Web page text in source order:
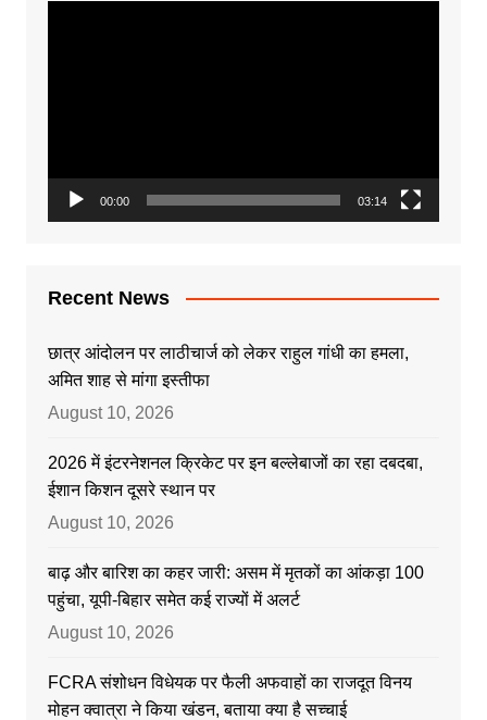
00:00 03:14
Recent News
छात्र आंदोलन पर लाठीचार्ज को लेकर राहुल गांधी का हमला,
अमित शाह से मांगा इस्तीफा
August 10, 2026
2026 में इंटरनेशनल क्रिकेट पर इन बल्लेबाजों का रहा दबदबा,
ईशान किशन दूसरे स्थान पर
August 10, 2026
बाढ़ और बारिश का कहर जारी: असम में मृतकों का आंकड़ा 100
पहुंचा, यूपी-बिहार समेत कई राज्यों में अलर्ट
August 10, 2026
FCRA संशोधन विधेयक पर फैली अफवाहों का राजदूत विनय
मोहन क्वात्रा ने किया खंडन, बताया क्या है सच्चाई